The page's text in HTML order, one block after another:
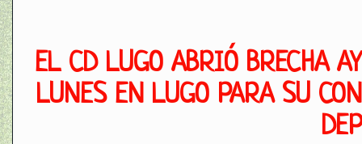
EL CD LUGO ABRIÓ BRECHA
LUNES EN LUGO PARA SU